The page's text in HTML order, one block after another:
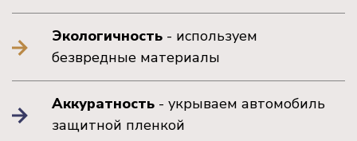
Экологичность - используем
безвредные материалы
Аккуратность - укрываем автомобиль
защитной пленкой